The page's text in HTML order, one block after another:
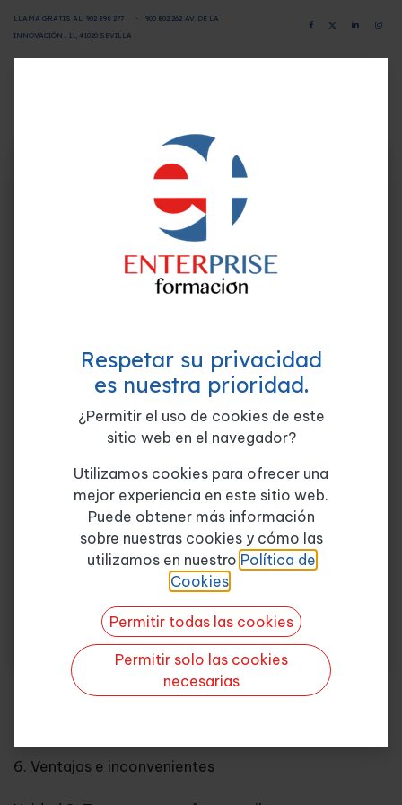
LLAMA GRATIS AL 902 898 277 - 900 802 262 AV. DE LA
INNOVACIÓN.. 11, 41020 SEVILLA
Programa-Contenido
1. El transporte de mercancías
3. Tipificación del transporte
Unidad 2. Transporte por carretera
1. El contrato de Tte. Por carretera
2. Régimen jurídico aplicable
3. Agentes que intervienen en la operación
4. Documentación empleada
4.1 Carta de porte
4.2 Hoja de rutas
6. Ventajas e inconvenientes
¿Quieres formarte GRATIS y
mejorar tu perfil profesional?
Empieza hoy mismo. Te ayudamos a elegir el
mejor curso para ti.
Quiero más info
Respetar su privacidad
es nuestra prioridad.
¿Permitir el uso de cookies de este
sitio web en el navegador?
Utilizamos cookies para ofrecer una
mejor experiencia en este sitio web.
Puede obtener más información
sobre nuestras cookies y cómo las
utilizamos en nuestro Política de
Cookies.
Permitir todas las cookies
Permitir solo las cookies
necesarias